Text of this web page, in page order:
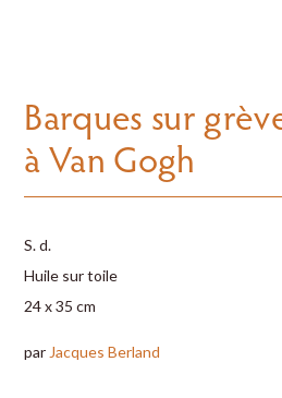
Barques sur
à Van Gogh
S. d.
Huile sur toile
24 x 35 cm
par Jacques Berland